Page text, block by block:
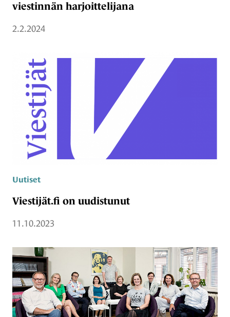
viestinnän harjoittelijana
2.2.2024
Uutiset
Viestijät.fi on uudistunut
11.10.2023